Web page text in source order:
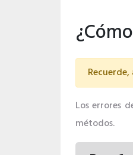
Los errores
métodos.